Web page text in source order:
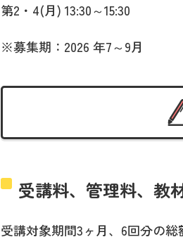
第2・4(月) 13:30～15:30
※募集期：2026 年7～9月
受講料、管理料、教
受講対象期間3ヶ月、6回分の総